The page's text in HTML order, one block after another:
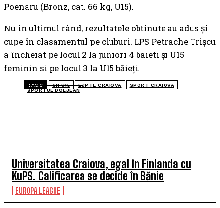
Universitatea Craiova, egal în Finlanda cu
KuPS. Calificarea se decide în Bănie
EUROPA LEAGUE
Poenaru (Bronz, cat. 66 kg, U15).
Nu în ultimul rând, rezultatele obtinute au adus şi
cupe în clasamentul pe cluburi. LPS Petrache Trişcu
a încheiat pe locul 2 la juniori 4 baieti şi U15
feminin si pe locul 3 la U15 băieți.
TAGS CN U15 LUPTE CRAIOVA
SPORT CRAIOVA
SPORTUL DOLJEAN